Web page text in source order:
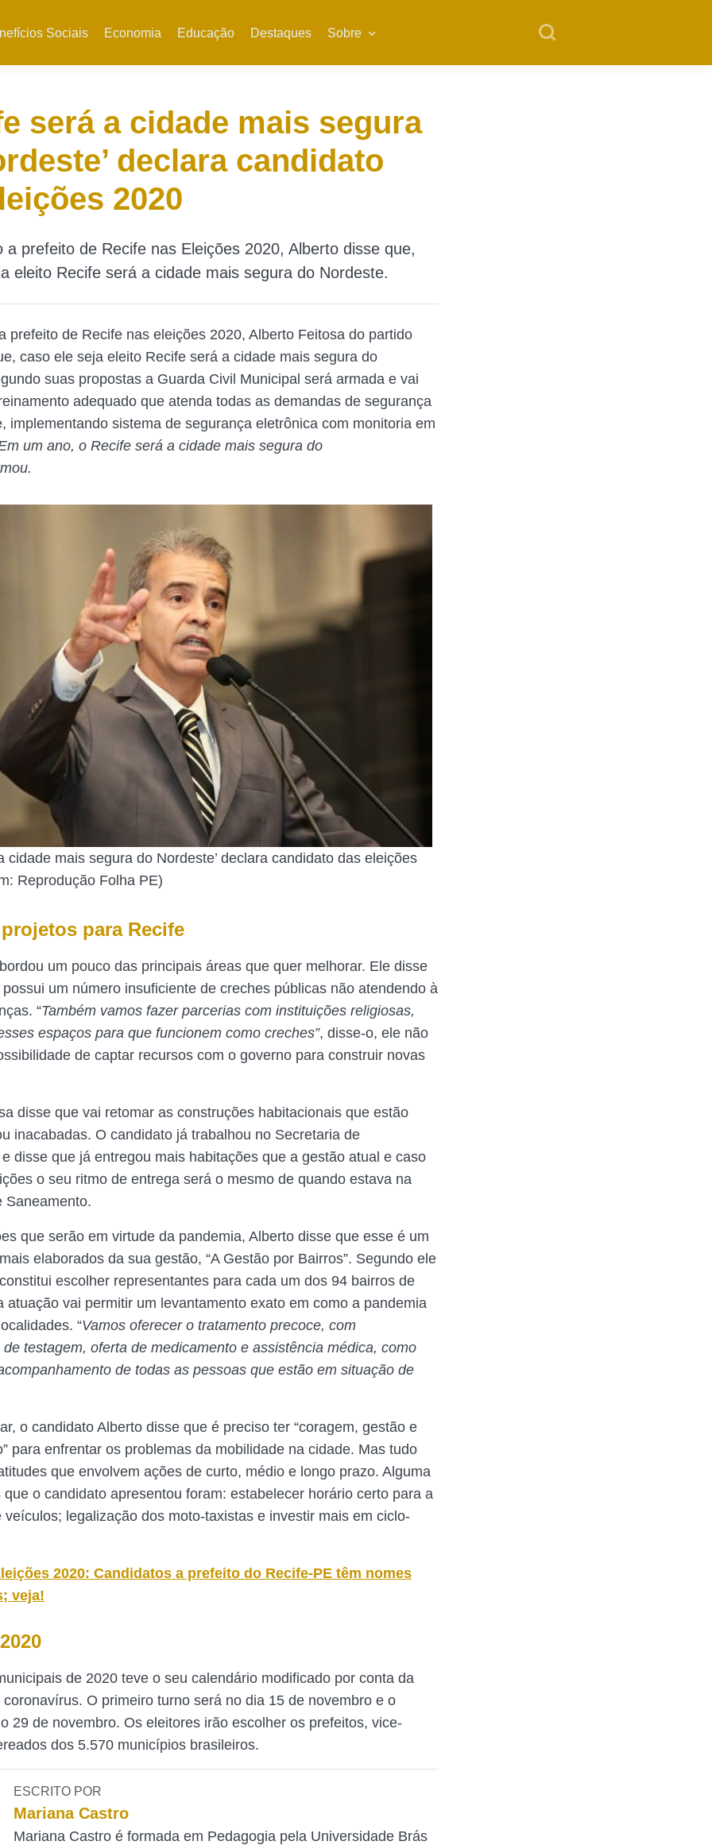
Sociais Economia Educação Destaques Sobre
será a cidade mais segura
declara candidato
2020
a prefeito de Recife nas Eleições 2020, Alberto disse que,
eleito Recife será a cidade mais segura do Nordeste.
prefeito de Recife nas eleições 2020, Alberto Feitosa do partido
caso ele seja eleito Recife será a cidade mais segura do
suas propostas a Guarda Civil Municipal será armada e vai
adequado que atenda todas as demandas de segurança
implementando sistema de segurança eletrônica com monitoria em
um ano, o Recife será a cidade mais segura do
cidade mais segura do Nordeste’ declara candidato das eleições
Reprodução Folha PE)
para Recife
um pouco das principais áreas que quer melhorar. Ele disse
um número insuficiente de creches públicas não atendendo à
“Também vamos fazer parcerias com instituições religiosas,
espaços para que funcionem como creches”, disse-o, ele não
de captar recursos com o governo para construir novas
disse que vai retomar as construções habitacionais que estão
inacabadas. O candidato já trabalhou no Secretaria de
disse que já entregou mais habitações que a gestão atual e caso
o seu ritmo de entrega será o mesmo de quando estava na
Saneamento.
que serão em virtude da pandemia, Alberto disse que esse é um
elaborados da sua gestão, “A Gestão por Bairros”. Segundo ele
escolher representantes para cada um dos 94 bairros de
atuação vai permitir um levantamento exato em como a pandemia
“Vamos oferecer o tratamento precoce, com
testagem, oferta de medicamento e assistência médica, como
de todas as pessoas que estão em situação de
o candidato Alberto disse que é preciso ter “coragem, gestão e
para enfrentar os problemas da mobilidade na cidade. Mas tudo
que envolvem ações de curto, médio e longo prazo. Alguma
que o candidato apresentou foram: estabelecer horário certo para a
veículos; legalização dos moto-taxistas e investir mais em ciclo-
2020: Candidatos a prefeito do Recife-PE têm nomes
veja!
de 2020 teve o seu calendário modificado por conta da
O primeiro turno será no dia 15 de novembro e o
29 de novembro. Os eleitores irão escolher os prefeitos, vice-
dos 5.570 municípios brasileiros.
ESCRITO POR
Mariana Castro
Mariana Castro é formada em Pedagogia pela Universidade Brás